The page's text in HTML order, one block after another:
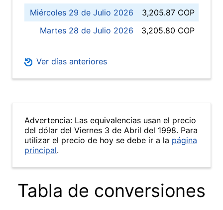
Miércoles 29 de Julio 2026
3,205.87 COP
Martes 28 de Julio 2026
3,205.80 COP
Ver días anteriores
Advertencia: Las equivalencias usan el precio
del dólar del Viernes 3 de Abril del 1998. Para
utilizar el precio de hoy se debe ir a la página
principal.
Tabla de conversiones